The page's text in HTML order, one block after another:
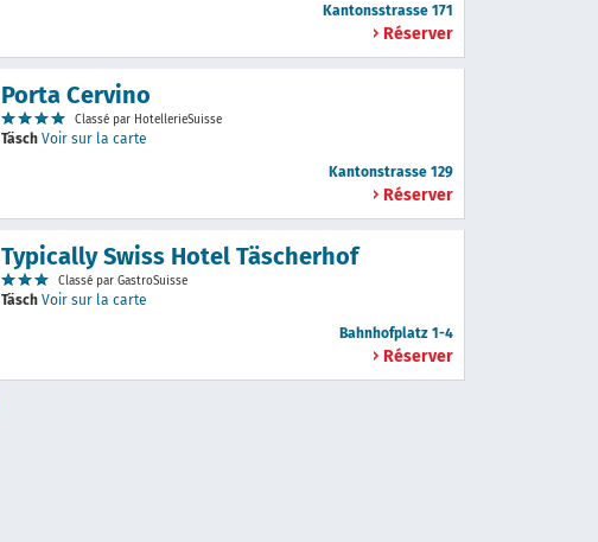
Kantonsstrasse 171
Réserver
Porta Cervino
Classé par HotellerieSuisse
Täsch Voir sur la carte
Kantonstrasse 129
Réserver
Typically Swiss Hotel Täscherhof
Classé par GastroSuisse
Täsch Voir sur la carte
Bahnhofplatz 1-4
Réserver